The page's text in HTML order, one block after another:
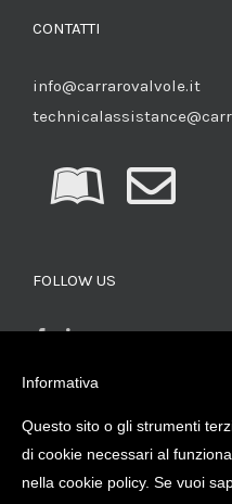
CONTATTI
info@carrarovalvole.it
FOLLOW US
CERCA PRODOTTI
Informativa
Questo sito o gli strumenti
di cookie necessari al
nella cookie policy. Se vuoi